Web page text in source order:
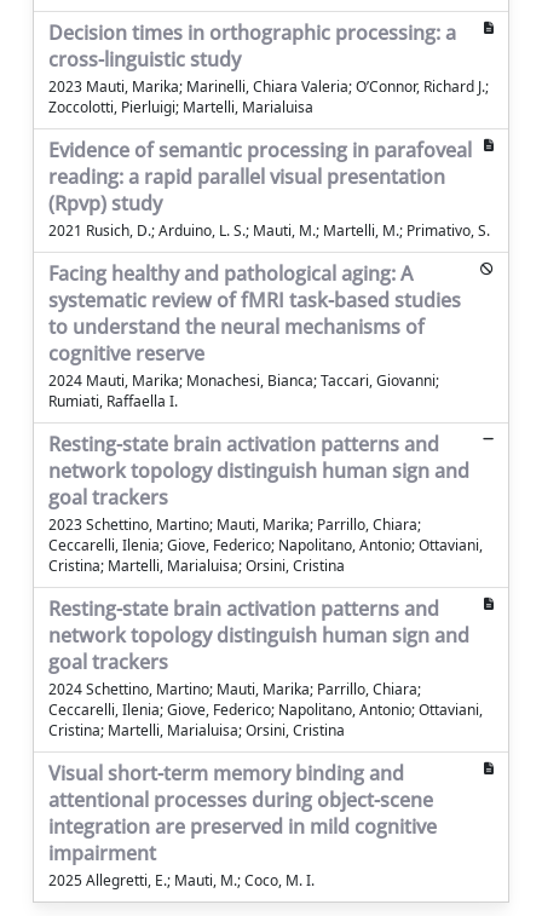
Decision times in orthographic processing: a
cross-linguistic study
2023 Mauti, Marika; Marinelli, Chiara Valeria; O’Connor, Richard J.;
Zoccolotti, Pierluigi; Martelli, Marialuisa
Evidence of semantic processing in parafoveal
reading: a rapid parallel visual presentation
(Rpvp) study
2021 Rusich, D.; Arduino, L. S.; Mauti, M.; Martelli, M.; Primativo, S.
Facing healthy and pathological aging: A
systematic review of fMRI task-based studies
to understand the neural mechanisms of
cognitive reserve
2024 Mauti, Marika; Monachesi, Bianca; Taccari, Giovanni;
Rumiati, Raffaella I.
Resting-state brain activation patterns and
network topology distinguish human sign and
goal trackers
2023 Schettino, Martino; Mauti, Marika; Parrillo, Chiara;
Ceccarelli, Ilenia; Giove, Federico; Napolitano, Antonio; Ottaviani,
Cristina; Martelli, Marialuisa; Orsini, Cristina
Resting-state brain activation patterns and
network topology distinguish human sign and
goal trackers
2024 Schettino, Martino; Mauti, Marika; Parrillo, Chiara;
Ceccarelli, Ilenia; Giove, Federico; Napolitano, Antonio; Ottaviani,
Cristina; Martelli, Marialuisa; Orsini, Cristina
Visual short-term memory binding and
attentional processes during object-scene
integration are preserved in mild cognitive
impairment
2025 Allegretti, E.; Mauti, M.; Coco, M. I.